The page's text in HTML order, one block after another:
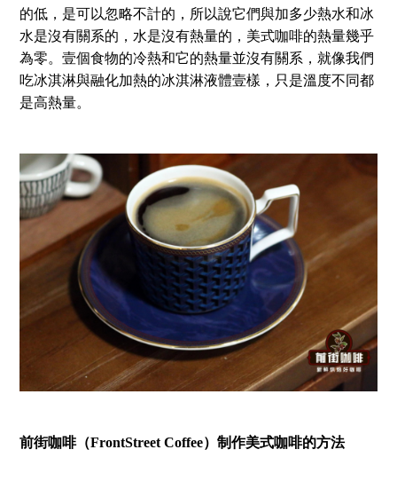
的低，是可以忽略不計的，所以說它們與加多少熱水和冰
水是沒有關系的，水是沒有熱量的，美式咖啡的熱量幾乎
為零。壹個食物的冷熱和它的熱量並沒有關系，就像我們
吃冰淇淋與融化加熱的冰淇淋液體壹樣，只是溫度不同都
是高熱量。
前街咖啡（FrontStreet Coffee）制作美式咖啡的方法